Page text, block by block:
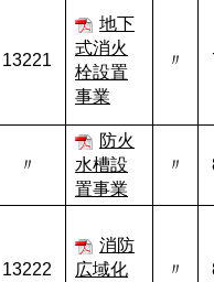
13221
地下
式消火
栓設置
事業
〃
〃
防火
水槽設
置事業
〃
13222
消防
広域化
〃